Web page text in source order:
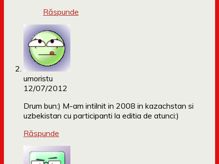
Răspunde
umoristu
12/07/2012
Drum bun:) M-am intilnit in 2008 in kazachstan si
uzbekistan cu participanti la editia de atunci:)
Răspunde